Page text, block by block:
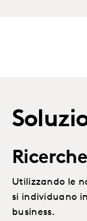
Utilizzando le
si individuano
business.